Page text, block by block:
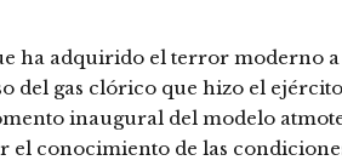
ha adquirido el terror moderno
del gas clórico que hizo el
inaugural del modelo
conocimiento de las